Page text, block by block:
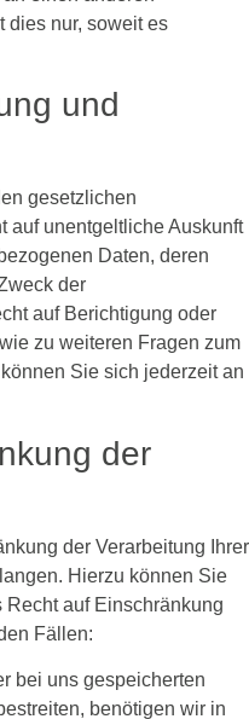
dies nur, soweit es
und
gesetzlichen
auf unentgeltliche Auskunft
Daten, deren
der
auf Berichtigung oder
zu weiteren Fragen zum
Sie sich jederzeit an
der
der Verarbeitung Ihrer
Hierzu können Sie
auf Einschränkung
Fällen:
bei uns gespeicherten
benötigen wir in